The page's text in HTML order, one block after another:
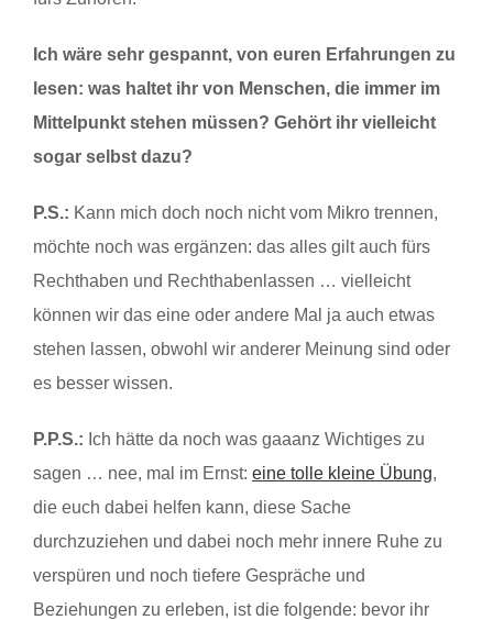
Ich wäre sehr gespannt, von euren Erfahrungen zu
lesen: was haltet ihr von Menschen, die immer im
Mittelpunkt stehen müssen? Gehört ihr vielleicht
sogar selbst dazu?
P.S.: Kann mich doch noch nicht vom Mikro trennen,
möchte noch was ergänzen: das alles gilt auch fürs
Rechthaben und Rechthabenlassen … vielleicht
können wir das eine oder andere Mal ja auch etwas
stehen lassen, obwohl wir anderer Meinung sind oder
es besser wissen.
P.P.S.: Ich hätte da noch was gaaanz Wichtiges zu
sagen … nee, mal im Ernst: eine tolle kleine Übung,
die euch dabei helfen kann, diese Sache
durchzuziehen und dabei noch mehr innere Ruhe zu
verspüren und noch tiefere Gespräche und
Beziehungen zu erleben, ist die folgende: bevor ihr